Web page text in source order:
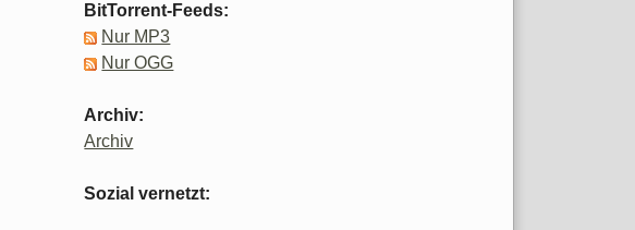
BitTorrent-Feeds:
Nur MP3
Nur OGG
Archiv:
Archiv
Sozial vernetzt: